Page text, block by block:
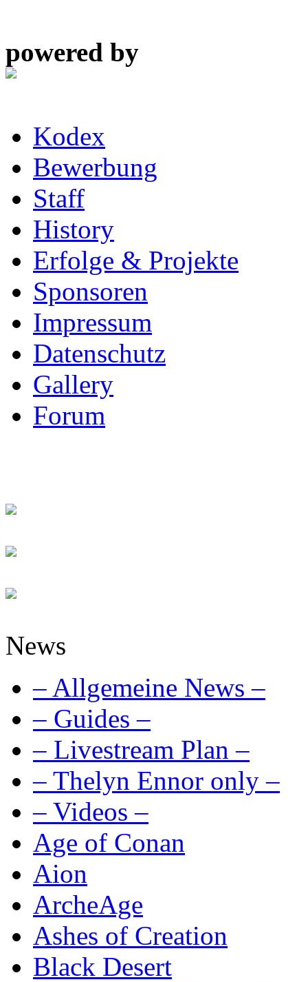
powered by
Kodex
Bewerbung
Staff
History
Erfolge & Projekte
Sponsoren
Impressum
Datenschutz
Gallery
Forum
News
– Allgemeine News –
– Guides –
– Livestream Plan –
– Thelyn Ennor only –
– Videos –
Age of Conan
Aion
ArcheAge
Ashes of Creation
Black Desert